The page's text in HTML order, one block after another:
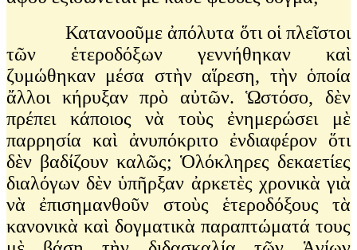
Κατανοοῦμε ἀπόλυτα ὅτι οἱ πλεῖστοι
τῶν ἑτεροδόξων γεννήθηκαν καὶ
ζυμώθηκαν μέσα στὴν αἵρεση, τὴν ὁποία
ἄλλοι κήρυξαν πρὸ αὐτῶν. Ὡστόσο, δὲν
πρέπει κάποιος νὰ τοὺς ἐνημερώσει μὲ
παρρησία καὶ ἀνυπόκριτο ἐνδιαφέρον ὅτι
δὲν βαδίζουν καλῶς; Ὁλόκληρες δεκαετίες
διαλόγων δὲν ὑπῆρξαν ἀρκετὲς χρονικὰ γιὰ
νὰ ἐπισημανθοῦν στοὺς ἑτεροδόξους τὰ
κανονικὰ καὶ δογματικὰ παραπτώματά τους